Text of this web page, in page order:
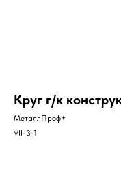
Круг г/к
МеталлПроф+
VII-3-1